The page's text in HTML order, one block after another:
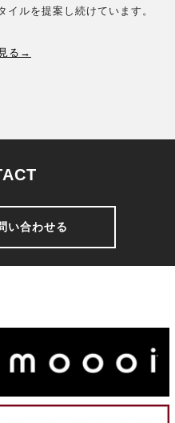
ルを提案し続けています。
る→
い合わせる